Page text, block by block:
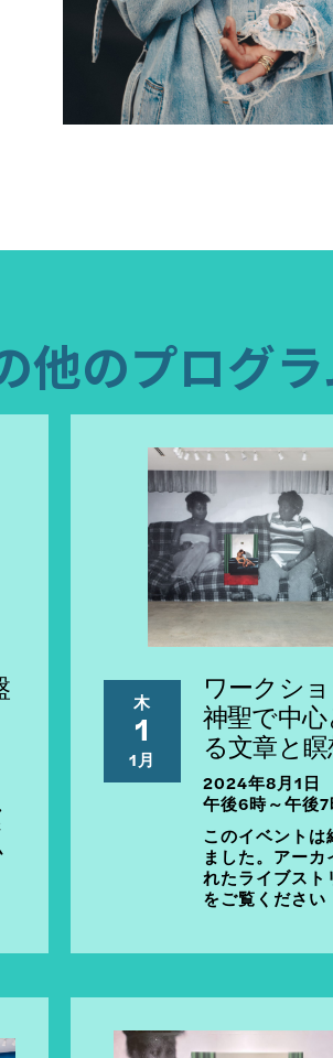
他のプログ
木
1
1月
ワークシ
神聖で中
る文章と
2024年8月1日
午後6時～午後
このイベントは
ました。アーカ
れたライブスト
をご覧ください